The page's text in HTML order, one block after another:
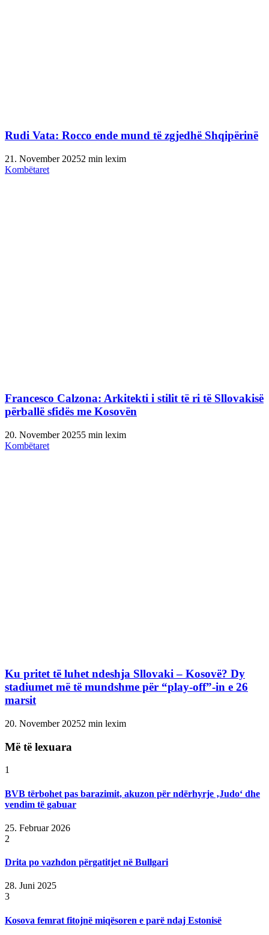
Rudi Vata: Rocco ende mund të zgjedhë Shqipërinë
21. November 20252 min lexim
Kombëtaret
Francesco Calzona: Arkitekti i stilit të ri të Sllovakisë
përballë sfidës me Kosovën
20. November 20255 min lexim
Kombëtaret
Ku pritet të luhet ndeshja Sllovaki – Kosovë? Dy
stadiumet më të mundshme për “play-off”-in e 26
marsit
20. November 20252 min lexim
Më të lexuara
1
BVB tërbohet pas barazimit, akuzon për ndërhyrje ‚Judo‘ dhe
vendim të gabuar
25. Februar 2026
2
Drita po vazhdon përgatitjet në Bullgari
28. Juni 2025
3
Kosova femrat fitojnë miqësoren e parë ndaj Estonisë